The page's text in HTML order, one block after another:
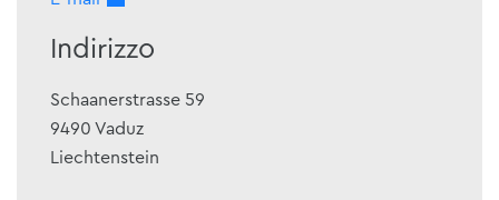
Indirizzo
Schaanerstrasse 59
9490 Vaduz
Liechtenstein